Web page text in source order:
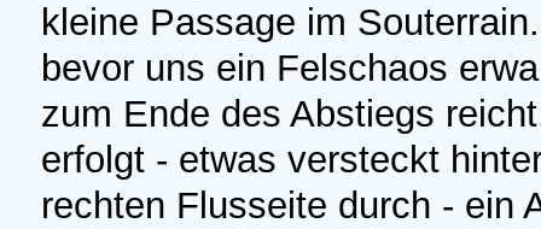
kleine Passage im
bevor uns ein Felschaos
zum Ende des Abstiegs
erfolgt - etwas versteckt
rechten Flusseite durch - ein